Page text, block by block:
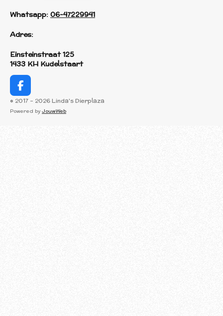
Whatsapp: 06-47229941
Adres:
Einsteinstraat 125
1433 KH Kudelstaart
F
a
c
© 2017 - 2026 Linda's Dierplaza
Powered by JouwWeb